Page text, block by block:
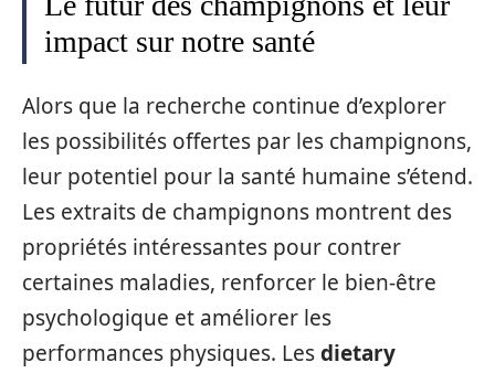
impact sur notre santé
Alors que la recherche continue d’explorer
les possibilités offertes par les champignons,
leur potentiel pour la santé humaine s’étend.
Les extraits de champignons montrent des
propriétés intéressantes pour contrer
certaines maladies, renforcer le bien-être
psychologique et améliorer les
performances physiques. Lesdietary